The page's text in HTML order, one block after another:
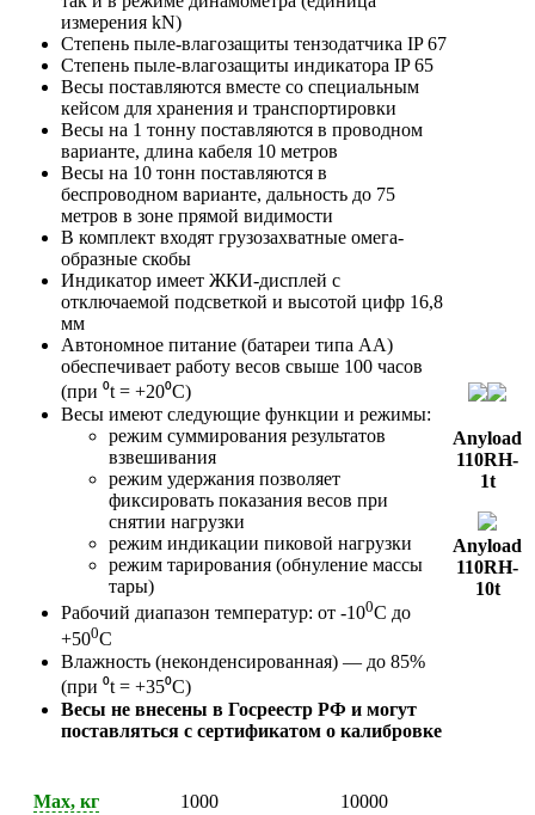
измерения kN)
Степень пыле-влагозащиты тензодатчика IP 67
Степень пыле-влагозащиты индикатора IP 65
Весы поставляются вместе со специальным
кейсом для хранения и транспортировки
Весы на 1 тонну поставляются в проводном
варианте, длина кабеля 10 метров
Весы на 10 тонн поставляются в
беспроводном варианте, дальность до 75
метров в зоне прямой видимости
В комплект входят грузозахватные омега-
образные скобы
Индикатор имеет ЖКИ-дисплей с
отключаемой подсветкой и высотой цифр 16,8
мм
Автономное питание (батареи типа АА)
обеспечивает работу весов свыше 100 часов
(при ⁰t = +20⁰C)
Весы имеют следующие функции и режимы:
режим суммирования результатов
взвешивания
режим удержания позволяет
фиксировать показания весов при
снятии нагрузки
режим индикации пиковой нагрузки
режим тарирования (обнуление массы
тары)
Рабочий диапазон температур: от -100C до
+500C
Влажность (неконденсированная) — до 85%
(при ⁰t = +35⁰C)
Весы не внесены в Госреестр РФ и могут
поставляться с сертификатом о калибровке
Max, кг
1000
10000
Anyload
110RH-
1t
Anyload
110RH-
10t